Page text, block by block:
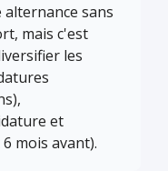
sans
mais c'est
les
et
mois avant).